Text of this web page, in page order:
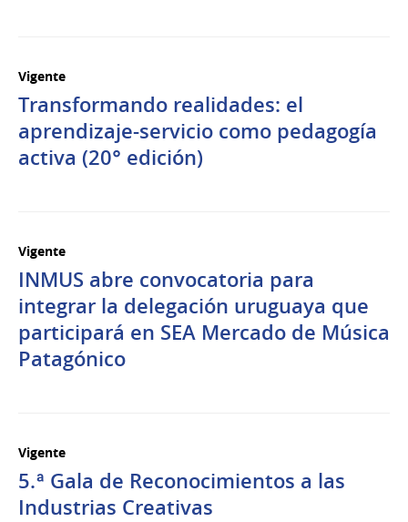
Vigente
Transformando realidades: el
aprendizaje-servicio como pedagogía
activa (20° edición)
Vigente
INMUS abre convocatoria para
integrar la delegación uruguaya que
participará en SEA Mercado de Música
Patagónico
Vigente
5.ª Gala de Reconocimientos a las
Industrias Creativas